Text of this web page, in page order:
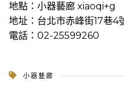
地點：小器藝廊 xiaoqi+g
地址：台北市赤峰街17巷4
電話：02-25599260
小器藝廊